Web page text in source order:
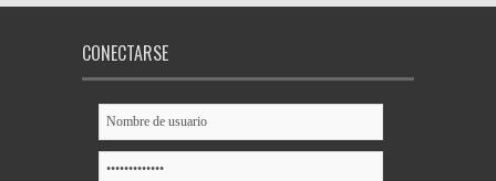
CONECTARSE